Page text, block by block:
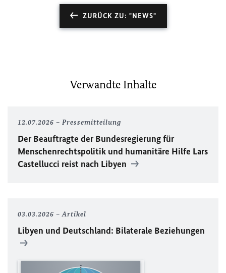
ZURÜCK ZU: "NEWS"
Verwandte Inhalte
12.07.2026 Pressemitteilung
Der Beauftragte der Bundesregierung für
Menschenrechtspolitik und humanitäre Hilfe Lars
Castellucci reist nach Libyen
03.03.2026 Artikel
Libyen und Deutschland: Bilaterale Beziehungen